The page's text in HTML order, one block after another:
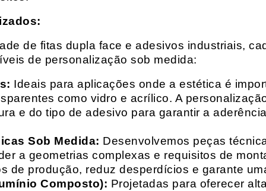
de fitas dupla face e adesivos industriais,
de personalização sob medida:
Ideais para aplicações onde a estética é
como vidro e acrílico. A
e do tipo de adesivo para garantir a
Sob Medida: Desenvolvemos peças
a geometrias complexas e requisitos de
de produção, reduz desperdícios e garante
Composto): Projetadas para oferecer